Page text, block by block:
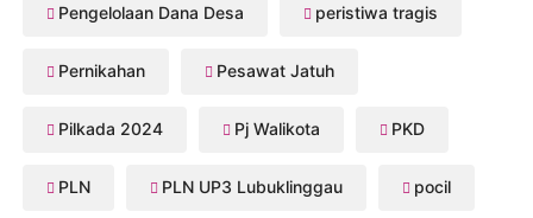
Pengelolaan Dana Desa peristiwa tragis
Pernikahan Pesawat Jatuh
Pilkada 2024 Pj Walikota PKD
PLN PLN UP3 Lubuklinggau pocil